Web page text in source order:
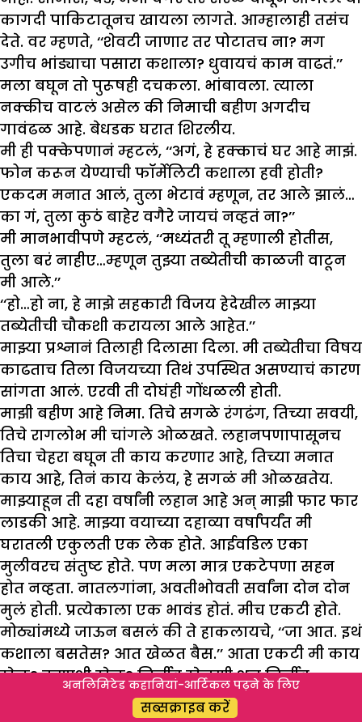
कागदी पाकिटातूनच खायला लागते. आम्हालाही तसंच
देते. वर म्हणते, ‘‘शेवटी जाणार तर पोटातच ना? मग
उगीच भांड्याचा पसारा कशाला? धुवायचं काम वाढतं.’’
मला बघून तो पुरूषही दचकला. भांबावला. त्याला
नक्कीच वाटलं असेल की निमाची बहीण अगदीच
गावंढळ आहे. बेधडक घरात शिरलीय.
मी ही पक्केपणानं म्हटलं, ‘‘अगं, हे हक्काचं घर आहे माझं.
फोन करून येण्याची फॉर्मेलिटी कशाला हवी होती?
एकदम मनात आलं, तुला भेटावं म्हणून, तर आले झालं…
का गं, तुला कुठं बाहेर वगैरे जायचं नव्हतं ना?’’
मी मानभावीपणे म्हटलं, ‘‘मध्यंतरी तू म्हणाली होतीस,
तुला बरं नाहीए…म्हणून तुझ्या तब्येतीची काळजी वाटून
मी आले.’’
‘‘हो…हो ना, हे माझे सहकारी विजय हेदेखील माझ्या
तब्येतीची चौकशी करायला आले आहेत.’’
माझ्या प्रश्नानं तिलाही दिलासा दिला. मी तब्येतीचा विषय
काढताच तिला विजयच्या तिथं उपस्थित असण्याचं कारण
सांगता आलं. एरवी ती दोघंही गोंधळली होती.
माझी बहीण आहे निमा. तिचे सगळे रंगढंग, तिच्या सवयी,
तिचे रागलोभ मी चांगले ओळखते. लहानपणापासूनच
तिचा चेहरा बघून ती काय करणार आहे, तिच्या मनात
काय आहे, तिनं काय केलंय, हे सगळं मी ओळखतेय.
माझ्याहून ती दहा वर्षांनी लहान आहे अन् माझी फार फार
लाडकी आहे. माझ्या वयाच्या दहाव्या वर्षांपर्यंत मी
घरातली एकुलती एक लेक होते. आईवडिल एका
मुलीवरच संतुष्ट होते. पण मला मात्र एकटेपणा सहन
होत नव्हता. नातलगांना, अवतीभोवती सर्वांना दोन दोन
मुलं होती. प्रत्येकाला एक भावंड होतं. मीच एकटी होते.
मोठ्यांमध्ये जाऊन बसलं की ते हाकलायचे, ‘‘जा आत. इथं
कशाला बसतेस? आत खेळत बैस.’’ आता एकटी मी काय
खेळू? कुणाशी खेळू? निर्जीव खेळणी अन् निर्जीव
पुस्तक…मला कुणी तरी सजीव खेळणं हवं होतं. शेवटी
अनलिमिटेड कहानियां-आर्टिकल पढ़ने के लिए
सब्सक्राइब करें